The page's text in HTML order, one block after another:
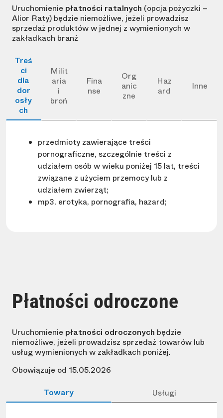
Uruchomienie płatności ratalnych (opcja pożyczki –
Alior Raty) będzie niemożliwe, jeżeli prowadzisz
sprzedaż produktów w jednej z wymienionych w
zakładkach branż
Treś
ci
dla
dor
osły
ch
Milit
aria
i
broń
Fina
nse
Org
anic
zne
Haz
ard
Inne
przedmioty zawierające treści
pornograficzne, szczególnie treści z
udziałem osób w wieku poniżej 15 lat, treści
związane z użyciem przemocy lub z
udziałem zwierząt;
mp3, erotyka, pornografia, hazard;
Płatności odroczone
Uruchomienie płatności odroczonych będzie
niemożliwe, jeżeli prowadzisz sprzedaż towarów lub
usług wymienionych w zakładkach poniżej.
Obowiązuje od 15.05.2026
Towary
Usługi